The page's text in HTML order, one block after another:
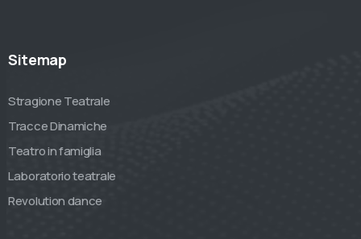
Sitemap
Stragione Teatrale
Tracce Dinamiche
Teatro in famiglia
Laboratorio teatrale
Revolution dance